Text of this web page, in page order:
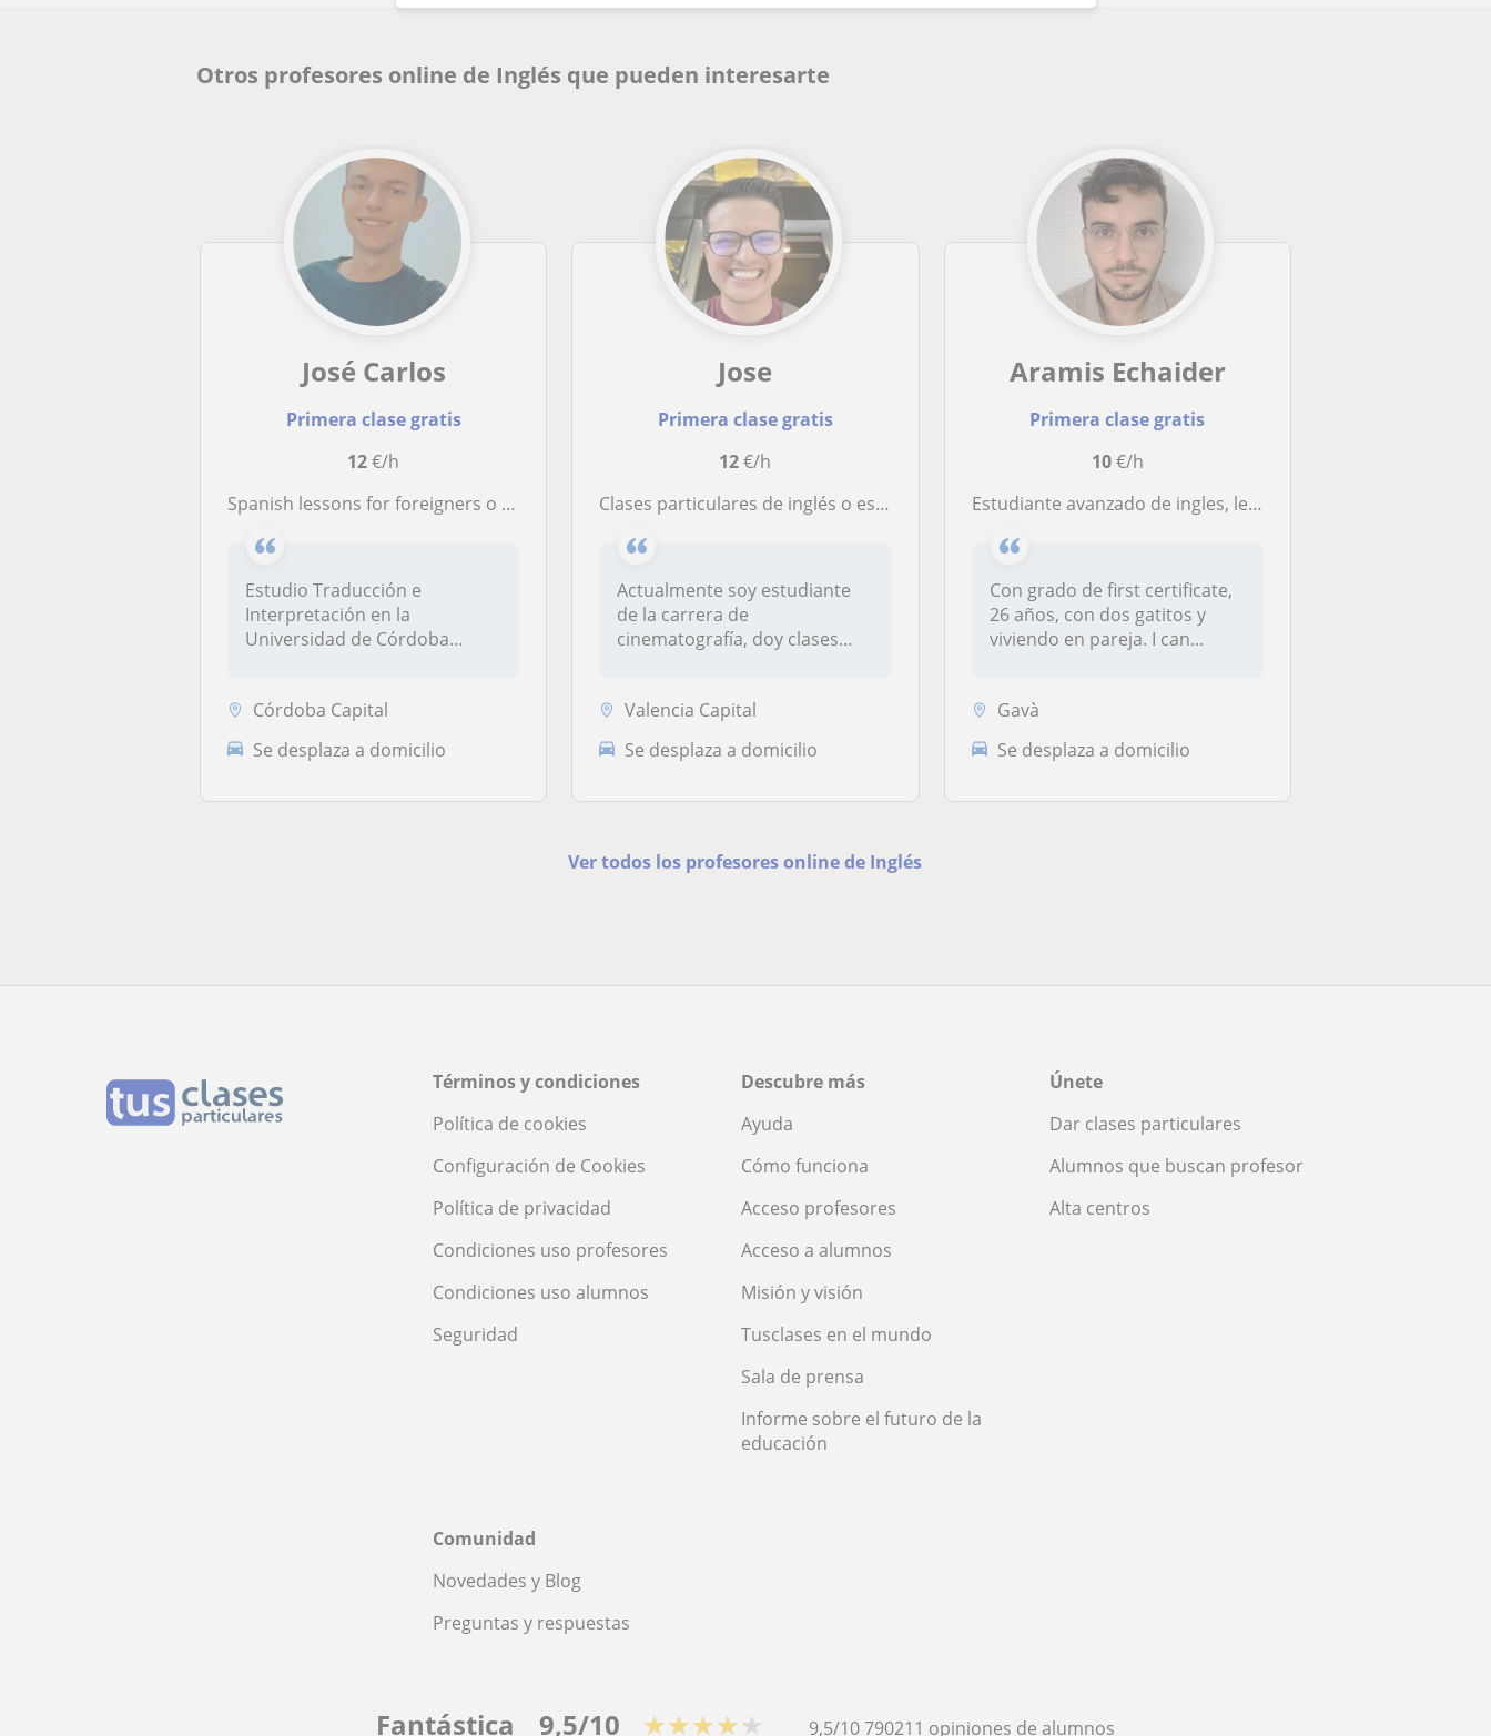
Otros profesores online de Inglés que pueden interesarte
José Carlos
Primera clase gratis
12€/h
Spanish lessons for foreigners o clases de inglés de repaso
Estudio Traducción e
Interpretación en la
Universidad de Córdoba
Córdoba Capital
Se desplaza a domicilio
Jose
Primera clase gratis
12€/h
Clases particulares de inglés o español para jóvenes y adultos
Actualmente soy estudiante
de la carrera de
cinematografía, doy clases
Valencia Capital
Se desplaza a domicilio
Aramis Echaider
Primera clase gratis
10€/h
Estudiante avanzado de ingles, lets get your English knowledge improved !
Con grado de first certificate,
26 años, con dos gatitos y
viviendo en pareja. I can...
Gavà
Se desplaza a domicilio
Ver todos los profesores online de Inglés
Términos y condiciones
Política de cookies
Configuración de Cookies
Política de privacidad
Condiciones uso profesores
Condiciones uso alumnos
Seguridad
Descubre más
Ayuda
Cómo funciona
Acceso profesores
Acceso a alumnos
Misión y visión
Tusclases en el mundo
Sala de prensa
Informe sobre el futuro de la
educación
Únete
Dar clases particulares
Alumnos que buscan profesor
Alta centros
Comunidad
Novedades y Blog
Preguntas y respuestas
Fantástica 9,5/10 ★★★★★ 9,5/10790211 opiniones de alumnos